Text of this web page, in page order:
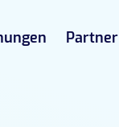
Partner